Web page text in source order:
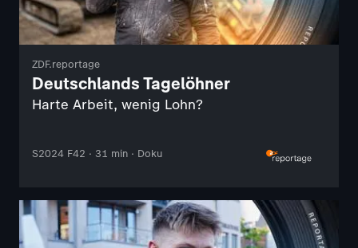
ZDF.reportage
Deutschlands Tagelöhner
Harte Arbeit, wenig Lohn?
S2024 F42 · 31 min · Doku